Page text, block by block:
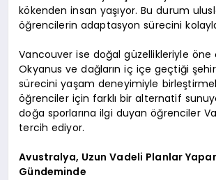
kökenden insan yaşıyor. Bu durum
öğrencilerin adaptasyon sürecini
Vancouver ise doğal güzellikleriyle öne
Okyanus ve dağların iç içe geçtiği
sürecini yaşam deneyimiyle
öğrenciler için farklı bir alternatif
doğa sporlarına ilgi duyan öğrenciler
tercih ediyor.
Avustralya, Uzun Vadeli Planlar
Gündeminde